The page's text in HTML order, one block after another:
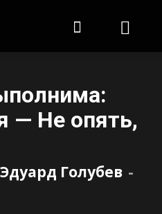
— Не опять,
Эдуард Голубев -